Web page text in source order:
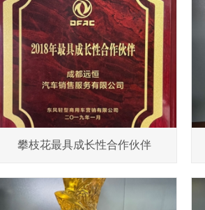
攀枝花最具成长性合作伙伴